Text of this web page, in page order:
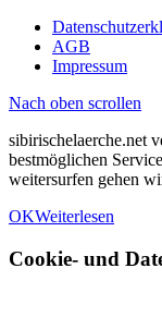
AGB
Impressum
Nach oben scrollen
sibirischelaerche.net
bestmöglichen
weitersurfen gehen
OKWeiterlesen
Cookie- und